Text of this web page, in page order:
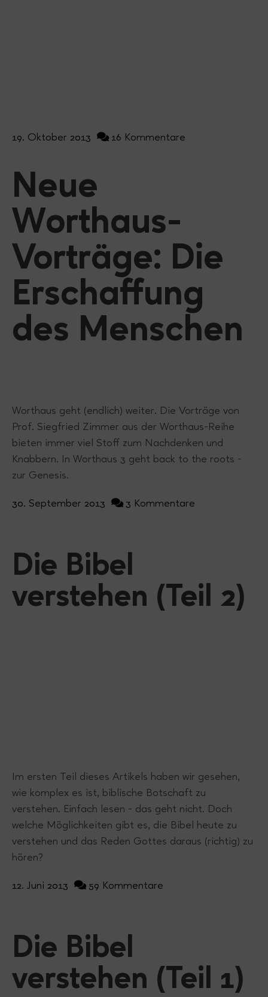
19. Oktober 2013 16 Kommentare
Neue
Worthaus-
Vorträge: Die
Erschaffung
des Menschen
Worthaus geht (endlich) weiter. Die Vorträge von
Prof. Siegfried Zimmer aus der Worthaus-Reihe
bieten immer viel Stoff zum Nachdenken und
Knabbern. In Worthaus 3 geht back to the roots -
zur Genesis.
30. September 2013 3 Kommentare
Die Bibel
verstehen (Teil 2)
Im ersten Teil dieses Artikels haben wir gesehen,
wie komplex es ist, biblische Botschaft zu
verstehen. Einfach lesen - das geht nicht. Doch
welche Möglichkeiten gibt es, die Bibel heute zu
verstehen und das Reden Gottes daraus (richtig) zu
hören?
12. Juni 2013 59 Kommentare
Die Bibel
verstehen (Teil 1)